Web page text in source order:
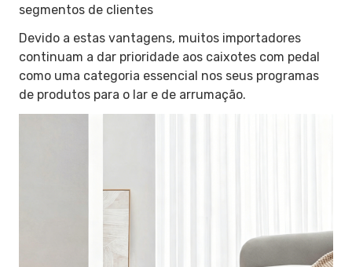
segmentos de clientes
Devido a estas vantagens, muitos importadores
continuam a dar prioridade aos caixotes com pedal
como uma categoria essencial nos seus programas
de produtos para o lar e de arrumação.